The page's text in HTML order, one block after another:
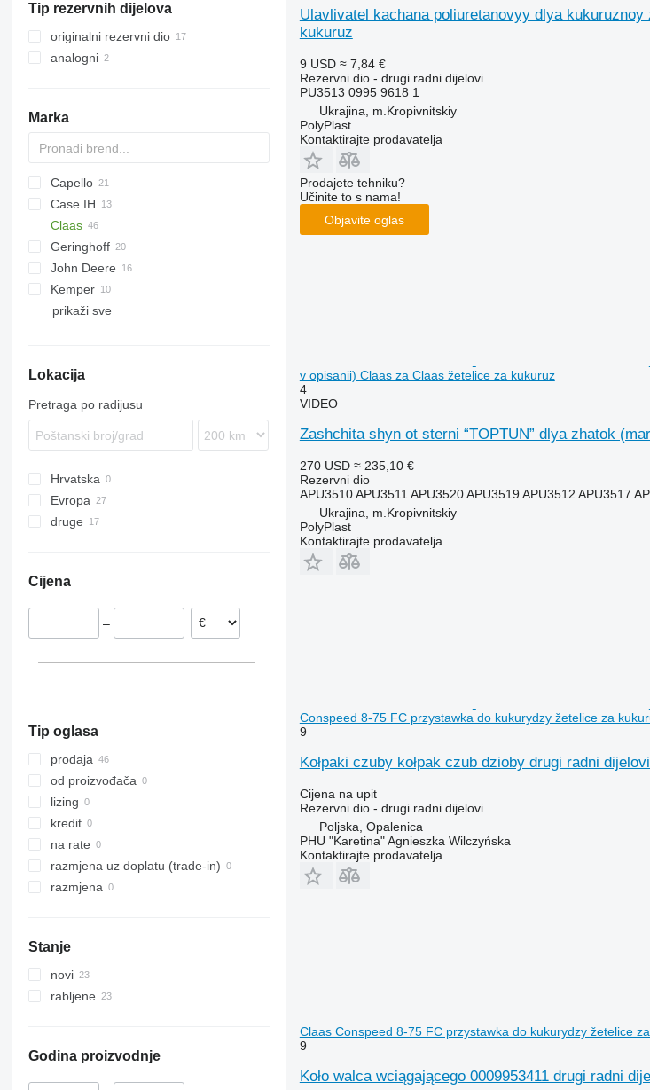
Tip rezervnih dijelova
originalni rezervni dio
analogni
Marka
Capello
QUASAR
Case IH
1083
4408
RMX
Claas
Conspeed
Conspeed 8
Jaguar
Mega
Orbis
SL
Geringhoff
John Deere
965
Kemper
Champion
Corn Champion
prikaži sve
Lokacija
Pretraga po radijusu
Hrvatska
Evropa
Poljska
druge
Cijena
–
Tip oglasa
prodaja
od proizvođača
lizing
kredit
na rate
razmjena uz doplatu (trade-in)
razmjena
Stanje
novi
rabljene
Godina proizvodnje
Ulavlivatel kachana poliuretanovyy dlya
kukuruz
9 USD ≈ 7,84 €
Rezervni dio - drugi radni dijelovi
PU3513 0995 9618 1
Ukrajina, m.Kropivnitskiy
PolyPlast
Kontaktirajte prodavatelja
Prodajete tehniku?
Učinite to s nama!
Objavite oglas
v opisanii) Claas za Claas žetelice za kukuruz
4
VIDEO
Zashchita shyn ot sterni “TOPTUN” dlya zhatok
270 USD ≈ 235,10 €
Rezervni dio
APU3510 APU3511 APU3520 APU3519 APU3512 APU3517
Ukrajina, m.Kropivnitskiy
PolyPlast
Kontaktirajte prodavatelja
Conspeed 8-75 FC przystawka do kukurydzy žetelice za
9
Kołpaki czuby kołpak czub dzioby drugi radni
Cijena na upit
Rezervni dio - drugi radni dijelovi
Poljska, Opalenica
PHU "Karetina" Agnieszka Wilczyńska
Kontaktirajte prodavatelja
Claas Conspeed 8-75 FC przystawka do kukurydzy žetelice
9
Koło walca wciągającego 0009953411 drugi radni